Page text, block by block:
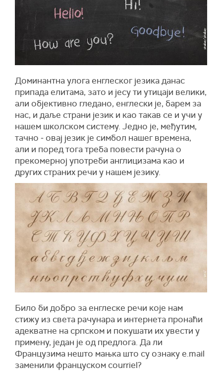
Доминантна улога енглеског језика данас
припада елитама, зато и јесу ти утицаји велики,
али објективно гледано, енглески је, барем за
нас, и даље страни језик и као такав се и учи у
нашем школском систему. Једно је, међутим,
тачно ‒ овај језик је симбол нашег времена,
али и поред тога треба повести рачуна о
прекомерној употреби англицизама као и
других страних речи у нашем језику.
Било би добро за енглеске речи које нам
стижу из света рачунара и интернета пронаћи
адекватне на српском и покушати их увести у
примену, један је од предлога. Да ли
Французима нешто мањка што су ознаку e.mail
заменили француском courriel?